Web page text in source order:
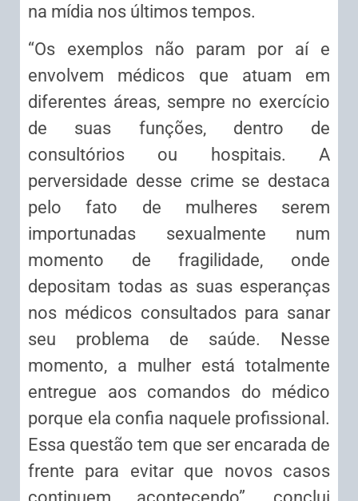
na mídia nos últimos tempos.
“Os exemplos não param por aí e
envolvem médicos que atuam em
diferentes áreas, sempre no exercício
de suas funções, dentro de
consultórios ou hospitais. A
perversidade desse crime se destaca
pelo fato de mulheres serem
importunadas sexualmente num
momento de fragilidade, onde
depositam todas as suas esperanças
nos médicos consultados para sanar
seu problema de saúde. Nesse
momento, a mulher está totalmente
entregue aos comandos do médico
porque ela confia naquele profissional.
Essa questão tem que ser encarada de
frente para evitar que novos casos